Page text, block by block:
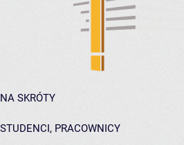
NA SKRÓTY
STUDENCI, PRACOWNICY